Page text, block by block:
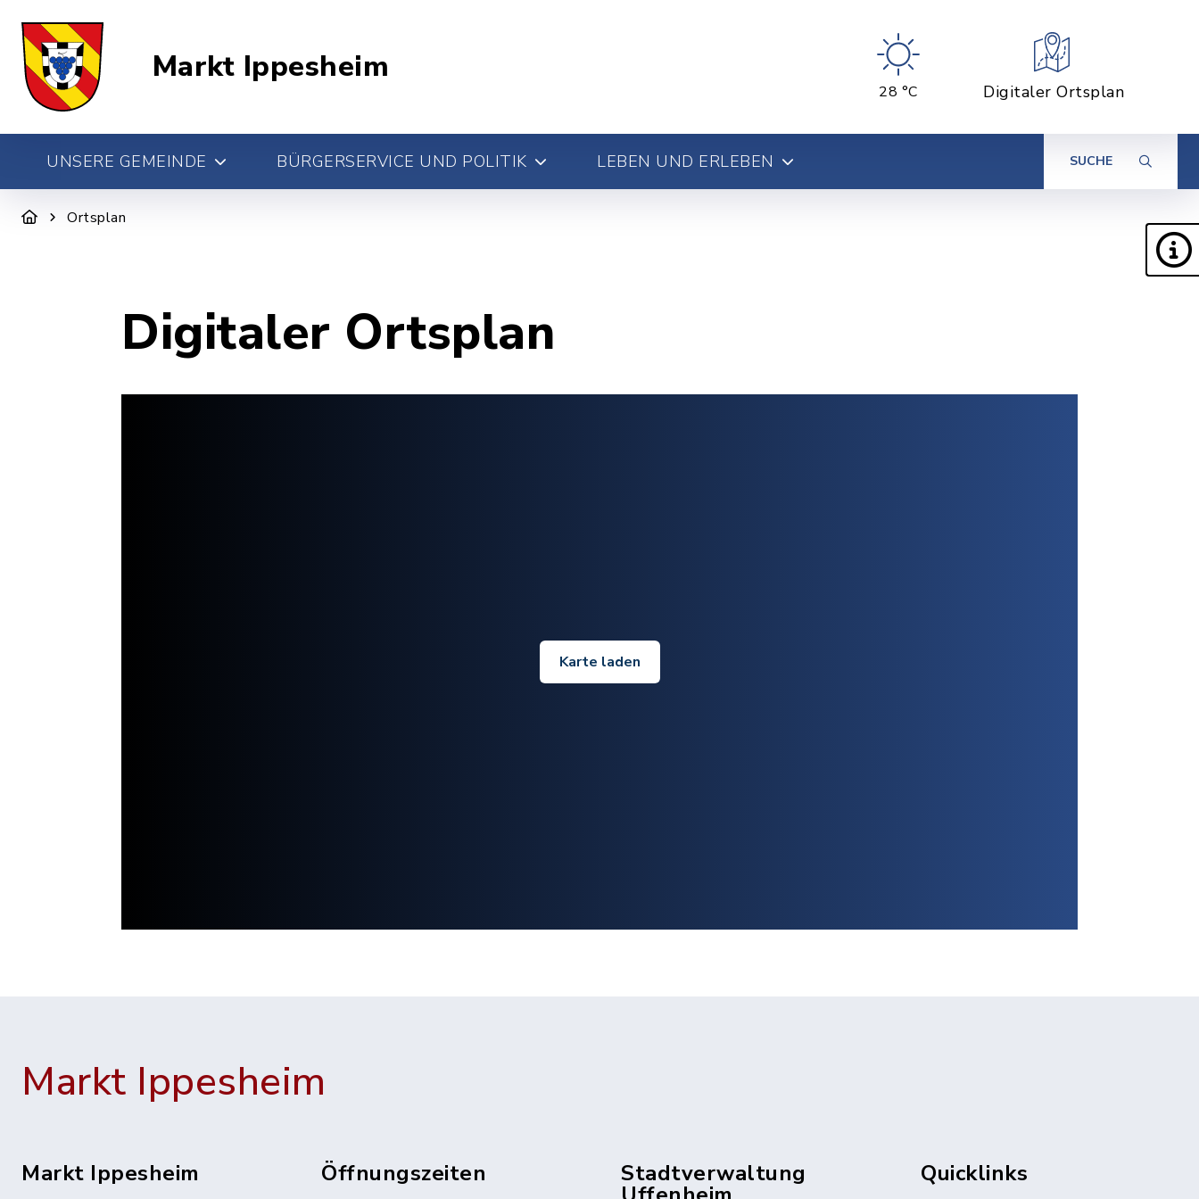
Markt Ippesheim
28 °C Digitaler Ortsplan
UNSERE GEMEINDE BÜRGERSERVICE UND POLITIK LEBEN UND ERLEBEN SUCHE
Ortsplan
Digitaler Ortsplan
Karte laden
Markt Ippesheim
Markt Ippesheim Öffnungszeiten Stadtverwaltung Quicklinks